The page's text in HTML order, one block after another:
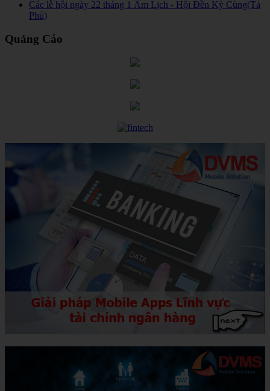
Các lễ hội ngày 22 tháng 1 Âm Lịch - Hội Đền Kỳ Cùng(Tả
Phủ)
Quảng Cáo